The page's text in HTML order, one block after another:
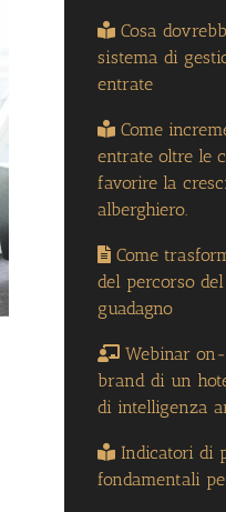
Cosa
sistema di
entrate
Come
entrate oltre le
favorire la
alberghiero.
Come
del percorso
guadagno
Webinar
brand di un
di intelligenza
Indicatori di
fondamentali